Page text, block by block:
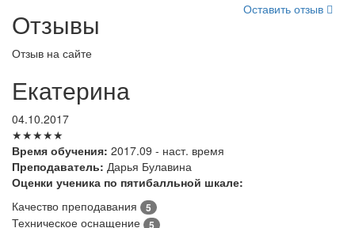
Отзывы Оставить отзыв
Отзыв на сайте
Екатерина
04.10.2017
★★★★★
Время обучения: 2017.09 - наст. время
Преподаватель: Дарья Булавина
Оценки ученика по пятибалльной шкале:
Качество преподавания
5
Техническое оснащение 5